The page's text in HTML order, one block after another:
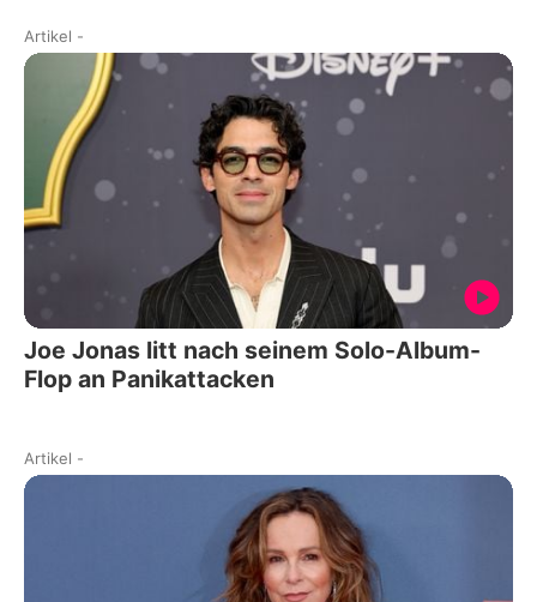
Artikel -
Joe Jonas litt nach seinem Solo-Album-
Flop an Panikattacken
Artikel -